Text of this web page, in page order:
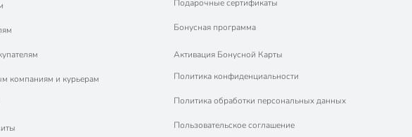
компаниям и курьерам
Подарочные сертификаты
Бонусная программа
Активация Бонусной Карты
Политика конфиденциальности
Политика обработки персональных данных
Пользовательское соглашение